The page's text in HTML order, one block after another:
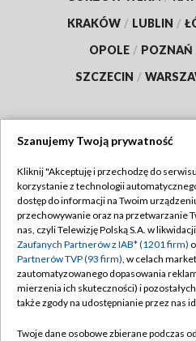
KRAKÓW / LUBLIN /
OPOLE / POZNAŃ
SZCZECIN /
Abonament TVP
Emisja w TVP
Centrum informacji TVP
Naziemna Telewizja Cyfrowa
Polityka
Moje
Szanujemy Twoją prywatność
Kliknij "Akceptuję i przechodzę do
korzystanie z technologii
dostęp do informacji na Twoim
przechowywanie oraz na przetwarzanie
nas, czyli Telewizję Polską S.A. w
Zaufanych Partnerów z IAB* (1201 firm)
Partnerów TVP (93 firm), w celach
zautomatyzowanego dopasowania
mierzenia ich skuteczności) i
także zgody na udostępnianie przez nas
Twoje dane osobowe zbierane podczas